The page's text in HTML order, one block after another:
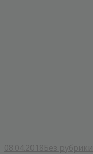
08.04.2018Без рубрики